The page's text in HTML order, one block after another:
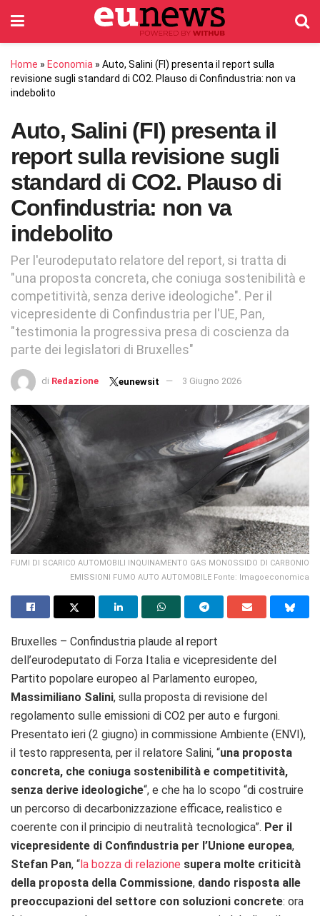
Home » Economia » Auto, Salini (FI) presenta il report sulla
revisione sugli standard di CO2. Plauso di Confindustria: non va
indebolito
Auto, Salini (FI) presenta il
report sulla revisione sugli
standard di CO2. Plauso di
Confindustria: non va
indebolito
Per l'eurodeputato relatore del report, si tratta di
"una proposta concreta, che coniuga sostenibilità e
competitività, senza derive ideologiche". Per il
vicepresidente di Confindustria per l'UE, Pan,
"testimonia la progressiva presa di coscienza da
parte dei legislatori di Bruxelles"
di Redazione eunewsit 3 Giugno 2026
FUMI DI SCARICO AUTOMOBILI INQUINAMENTO GAS MONOSSIDO DI CARBONIO
EMISSIONI FUMO AUTO AUTOMOBILE Fonte: Imagoeconomica
Bruxelles – Confindustria plaude al report
dell’eurodeputato di Forza Italia e vicepresidente del
Partito popolare europeo al Parlamento europeo,
Massimiliano Salini, sulla proposta di revisione del
regolamento sulle emissioni di CO2 per auto e furgoni.
Presentato ieri (2 giugno) in commissione Ambiente (ENVI),
il testo rappresenta, per il relatore Salini, “una proposta
concreta, che coniuga sostenibilità e competitività,
senza derive ideologiche“, e che ha lo scopo “di costruire
un percorso di decarbonizzazione efficace, realistico e
coerente con il principio di neutralità tecnologica”. Per il
vicepresidente di Confindustria per l’Unione europea,
Stefan Pan, “ la bozza di relazione supera molte criticità
della proposta della Commissione, dando risposta alle
preoccupazioni del settore con soluzioni concrete: ora